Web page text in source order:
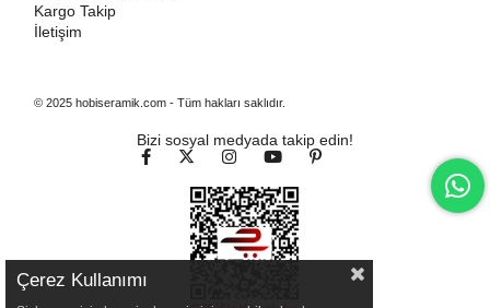
Kargo Takip
İletişim
© 2025 hobiseramik.com - Tüm hakları saklıdır.
Bizi sosyal medyada takip edin!
Çerez Kullanımı